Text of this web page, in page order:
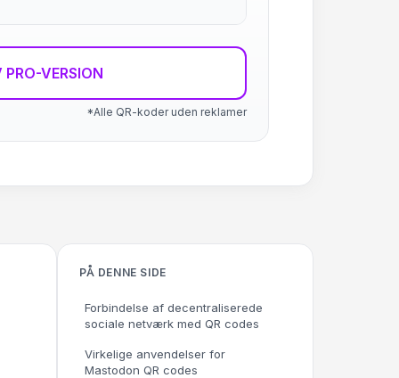
PRO-VERSION
*Alle QR-koder uden reklamer
PÅ DENNE SIDE
Forbindelse af decentraliserede
sociale netværk med QR codes
Virkelige anvendelser for
Mastodon QR codes